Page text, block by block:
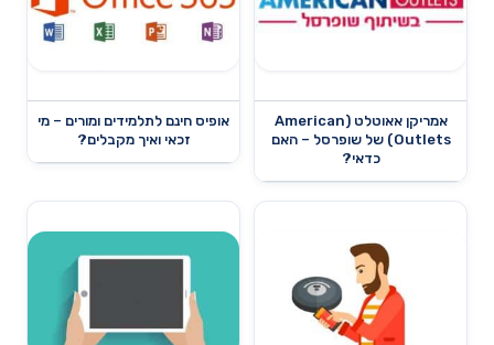
אמריקן אאוטלט (American
Outlets) של שופרסל – האם
כדאי?
אופיס חינם לתלמידים ומורים – מי
זכאי ואיך מקבלים?